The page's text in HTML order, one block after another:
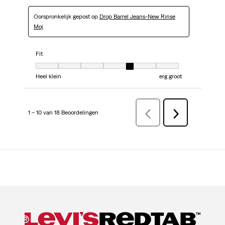
Oorspronkelijk gepost op Drop Barrel Jeans-New Rinse
Moj
Fit
Fit, 5 van 7, waarbij 1 gelijk is aan Heel klein en 7 gelijk is aan erg groot
Heel klein
erg groot
1 – 10 van 18 Beoordelingen VorigeBeoordelingen
Volgende
Beoordelingen